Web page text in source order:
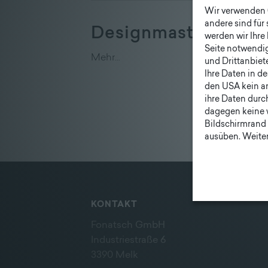
Mehr…
KONTAKT
Fonatsch GmbH
Wir verwenden
andere sind für
werden wir Ihre
Seite
und
Ihre Daten in
den USA kein
ihre Daten
dagegen keine
ausüben.